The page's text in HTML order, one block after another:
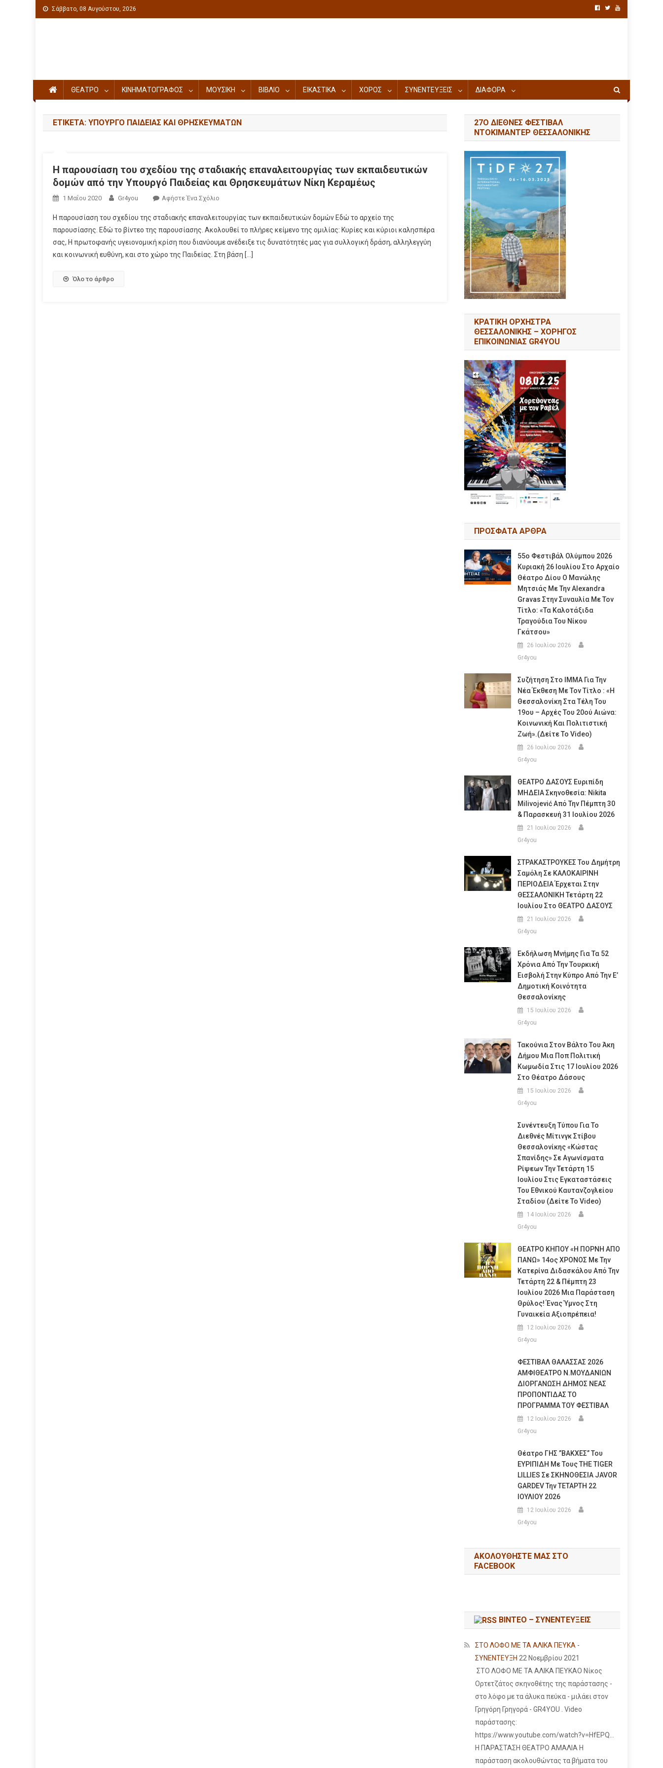
Σάββατο, 08 Αυγούστου, 2026
ΘΕΑΤΡΟ ΚΙΝΗΜΑΤΟΓΡΑΦΟΣ ΜΟΥΣΙΚΗ ΒΙΒΛΙΟ ΕΙΚΑΣΤΙΚΑ ΧΟΡΟΣ ΣΥΝΕΝΤΕΥΞΕΙΣ ΔΙΑΦΟΡΑ
ΕΤΙΚΈΤΑ: ΥΠΟΥΡΓΌ ΠΑΙΔΕΊΑΣ ΚΑΙ ΘΡΗΣΚΕΥΜΆΤΩΝ
Η παρουσίαση του σχεδίου της σταδιακής επαναλειτουργίας των εκπαιδευτικών
δομών από την Υπουργό Παιδείας και Θρησκευμάτων Νίκη Κεραμέως
1 Μαΐου 2020 Gr4you Αφήστε Ένα Σχόλιο
Η παρουσίαση του σχεδίου της σταδιακής επαναλειτουργίας των εκπαιδευτικών δομών Εδώ το αρχείο της
παρουσίασης. Εδώ το βίντεο της παρουσίασης. Ακολουθεί το πλήρες κείμενο της ομιλίας: Κυρίες και κύριοι καλησπέρα
σας, Η πρωτοφανής υγειονομική κρίση που διανύουμε ανέδειξε τις δυνατότητές μας για συλλογική δράση, αλληλεγγύη
και κοινωνική ευθύνη, και στο χώρο της Παιδείας. Στη βάση […]
Όλο το άρθρο
27Ο ΔΙΕΘΝΕΣ ΦΕΣΤΙΒΑΛ
ΝΤΟΚΙΜΑΝΤΕΡ ΘΕΣΣΑΛΟΝΙΚΗΣ
ΚΡΑΤΙΚΗ ΟΡΧΗΣΤΡΑ
ΘΕΣΣΑΛΟΝΙΚΗΣ – ΧΟΡΗΓΟΣ
ΕΠΙΚΟΙΝΩΝΙΑΣ GR4YOU
ΠΡΟΣΦΑΤΑ ΑΡΘΡΑ
55ο Φεστιβάλ Ολύμπου 2026
Κυριακή 26 Ιουλίου Στο Αρχαίο
Θέατρο Δίου Ο Μανώλης
Μητσιάς Με Την Alexandra
Gravas Στην Συναυλία Με Τον
Τίτλο: «τα Καλοτάξιδα
Τραγούδια Του Νίκου
Γκάτσου»
26 Ιουλίου 2026
Gr4you
Συζήτηση Στο ΙΜΜΑ Για Την
Νέα Έκθεση Με Τον Τίτλο : «Η
Θεσσαλονίκη Στα Τέλη Του
19ου – Αρχές Του 20ού Αιώνα:
Κοινωνική Και Πολιτιστική
Ζωή».(Δείτε Το Video)
26 Ιουλίου 2026
Gr4you
ΘΕΑΤΡΟ ΔΑΣΟΥΣ Ευριπίδη
ΜΗΔΕΙΑ Σκηνοθεσία: Nikita
Milivojević Από Την Πέμπτη 30
& Παρασκευή 31 Ιουλίου 2026
21 Ιουλίου 2026
Gr4you
ΣΤΡΑΚΑΣΤΡΟΥΚΕΣ Του Δημήτρη
Σαμόλη Σε ΚΑΛΟΚΑΙΡΙΝΗ
ΠΕΡΙΟΔΕΙΑ Έρχεται Στην
ΘΕΣΣΑΛΟΝΙΚΗ Τετάρτη 22
Ιουλίου Στο ΘΕΑΤΡΟ ΔΑΣΟΥΣ
21 Ιουλίου 2026
Gr4you
Εκδήλωση Μνήμης Για Τα 52
Χρόνια Από Την Τουρκική
Εισβολή Στην Κύπρο Από Την Ε’
Δημοτική Κοινότητα
Θεσσαλονίκης
15 Ιουλίου 2026
Gr4you
Τακούνια Στον Βάλτο Του Άκη
Δήμου Μια Ποπ Πολιτική
Κωμωδία Στις 17 Ιουλίου 2026
Στο Θέατρο Δάσους
15 Ιουλίου 2026
Gr4you
Συνέντευξη Τύπου Για Το
Διεθνές Μίτινγκ Στίβου
Θεσσαλονίκης «Κώστας
Σπανίδης» Σε Αγωνίσματα
Ρίψεων Την Τετάρτη 15
Ιουλίου Στις Εγκαταστάσεις
Του Εθνικού Καυτανζογλείου
Σταδίου (Δείτε Το Video)
14 Ιουλίου 2026
Gr4you
ΘΕΑΤΡΟ ΚΗΠΟΥ «Η ΠΟΡΝΗ ΑΠΟ
ΠΑΝΩ» 14ος ΧΡΟΝΟΣ Με Την
Κατερίνα Διδασκάλου Από Την
Τετάρτη 22 & Πέμπτη 23
Ιουλίου 2026 Μια Παράσταση
Θρύλος! Ένας Ύμνος Στη
Γυναικεία Αξιοπρέπεια!
12 Ιουλίου 2026
Gr4you
ΦΕΣΤΙΒΑΛ ΘΑΛΑΣΣΑΣ 2026
ΑΜΦΙΘΕΑΤΡΟ Ν.ΜΟΥΔΑΝΙΩΝ
ΔΙΟΡΓΑΝΩΣΗ ΔΗΜΟΣ ΝΕΑΣ
ΠΡΟΠΟΝΤΙΔΑΣ ΤΟ
ΠΡΟΓΡΑΜΜΑ ΤΟΥ ΦΕΣΤΙΒΑΛ
12 Ιουλίου 2026
Gr4you
Θέατρο ΓΗΣ ”ΒΑΚΧΕΣ” Του
ΕΥΡΙΠΙΔΗ Με Τους THE TIGER
LILLIES Σε ΣΚΗΝΟΘΕΣΙΑ JAVOR
GARDEV Την ΤΕΤΑΡΤΗ 22
ΙΟΥΛΙΟΥ 2026
12 Ιουλίου 2026
Gr4you
ΑΚΟΛΟΥΘΉΣΤΕ ΜΑΣ ΣΤΟ
FACEBOOK
ΒΙΝΤΕΟ – ΣΥΝΕΝΤΕΥΞΕΙΣ
ΣΤΟ ΛΟΦΟ ΜΕ ΤΑ ΑΛΙΚΑ ΠΕΥΚΑ -
ΣΥΝΕΝΤΕΥΞΗ 22 Νοεμβρίου 2021
ΣΤΟ ΛΟΦΟ ΜΕ ΤΑ ΑΛΙΚΑ ΠΕΥΚΑΟ Νίκος
Ορτετζάτος σκηνοθέτης της παράστασης -
στο λόφο με τα άλυκα πεύκα - μιλάει στον
Γρηγόρη Γρηγορά - GR4YOU . Video
παράστασης:
https://www.youtube.com/watch?v=HfEPQ...
Η ΠΑΡΑΣΤΑΣΗ ΘΕΑΤΡΟ ΑΜΑΛΙΑ Η
παράσταση ακολουθώντας τα βήματα του